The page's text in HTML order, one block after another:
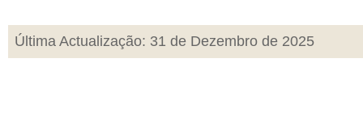
Última Actualização: 31 de Dezembro de 2025